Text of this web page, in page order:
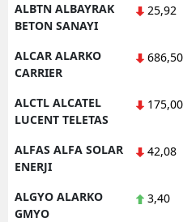
ALBTN ALBAYRAK
BETON SANAYI
25,92
ALCAR ALARKO
CARRIER
686,50
ALCTL ALCATEL
LUCENT TELETAS
175,00
ALFAS ALFA SOLAR
ENERJI
42,08
ALGYO ALARKO
GMYO
3,40